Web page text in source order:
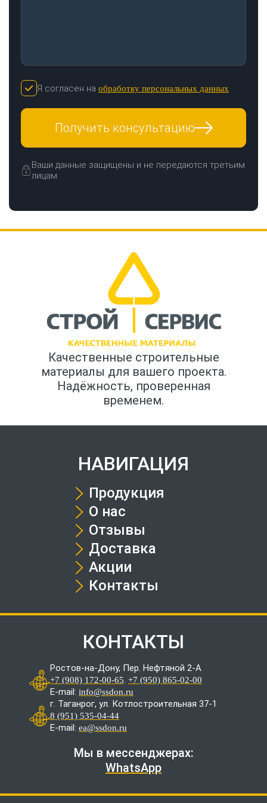
Я согласен на обработку персональных данных
Получить консультацию
Ваши данные защищены и не передаются третьим
лицам
Качественные строительные
материалы для вашего проекта.
Надёжность, проверенная
временем.
НАВИГАЦИЯ
Продукция
О нас
Отзывы
Доставка
Акции
Контакты
КОНТАКТЫ
Ростов-на-Дону, Пер. Нефтяной 2-А
+7 (908) 172-00-65. +7 (950) 865-02-00
E-mail: info@ssdon.ru
г. Таганрог, ул. Котлостроительная 37-1
8 (951) 535-04-44
E-mail: ea@ssdon.ru
Мы в мессенджерах:
WhatsApp